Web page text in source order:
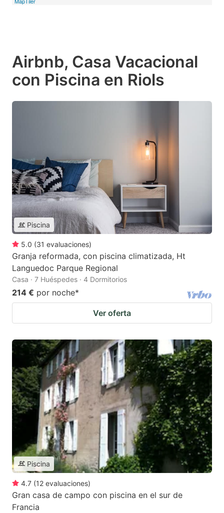
Airbnb, Casa Vacacional
con Piscina en Riols
Piscina
5.0 (31 evaluaciones)
Granja reformada, con piscina climatizada, Ht
Languedoc Parque Regional
Casa · 7 Huéspedes · 4 Dormitorios
214 € por noche*
Ver oferta
Piscina
4.7 (12 evaluaciones)
Gran casa de campo con piscina en el sur de
Francia